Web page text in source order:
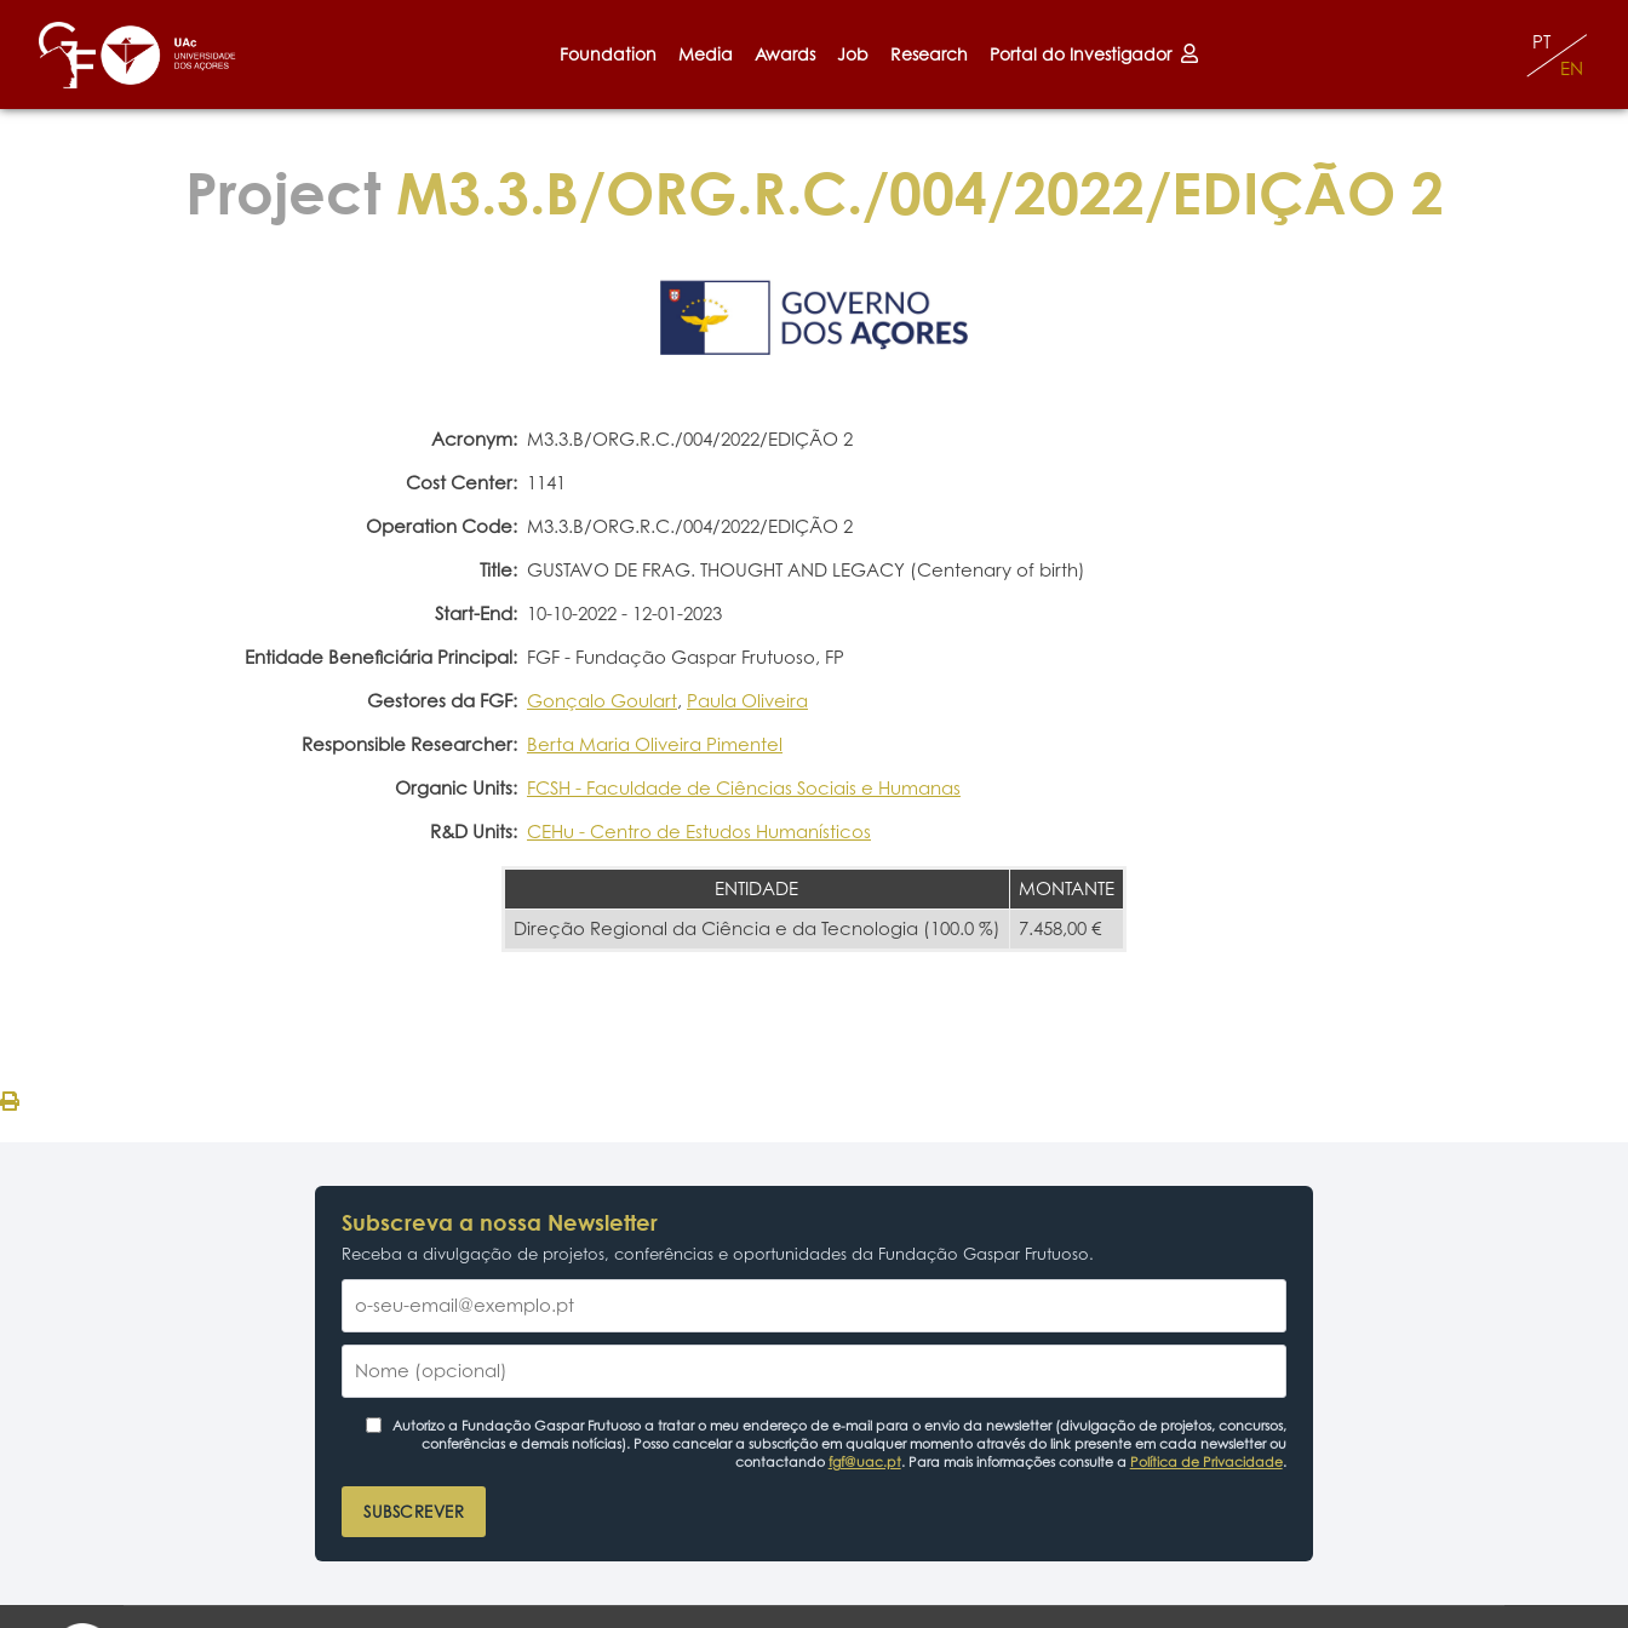
Foundation Media Awards Job Research Portal do Investigador
EN
PT
ProjectM3.3.B/ORG.R.C./004/2022/EDIÇÃO 2
Acronym: M3.3.B/ORG.R.C./004/2022/EDIÇÃO 2
Cost Center: 1141
Operation Code: M3.3.B/ORG.R.C./004/2022/EDIÇÃO 2
Title: GUSTAVO DE FRAG. THOUGHT AND LEGACY (Centenary of birth)
Start-End: 10-10-2022 - 12-01-2023
Entidade Beneficiária Principal: FGF - Fundação Gaspar Frutuoso, FP
Gestores da FGF: Gonçalo Goulart, Paula Oliveira
Responsible Researcher: Berta Maria Oliveira Pimentel
Organic Units: FCSH - Faculdade de Ciências Sociais e Humanas
R&D Units: CEHu - Centro de Estudos Humanísticos
ENTIDADE
MONTANTE
Direção Regional da Ciência e da Tecnologia (100.0 %)
7.458,00 €
Subscreva a nossa Newsletter
Receba a divulgação de projetos, conferências e oportunidades da Fundação Gaspar Frutuoso.
Autorizo a Fundação Gaspar Frutuoso a tratar o meu endereço de e-mail para o envio da newsletter (divulgação de projetos, concursos,
conferências e demais notícias). Posso cancelar a subscrição em qualquer momento através do link presente em cada newsletter ou
contactando fgf@uac.pt. Para mais informações consulte a Política de Privacidade.
SUBSCREVER